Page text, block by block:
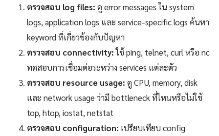
ตรวจสอบ log files: ดู error messages ใน system
logs, application logs และ service-specific logs ค้นหา
keyword ที่เกี่ยวข้องกับปัญหา
ตรวจสอบ connectivity:ใช้ ping, telnet, curl หรือ nc
ทดสอบการเชื่อมต่อระหว่าง services แต่ละตัว
ตรวจสอบ resource usage: ดู CPU, memory, disk
และ network usage ว่ามี bottleneck ที่ไหนหรือไม่ใช้
top, htop, iostat, netstat
ตรวจสอบ configuration: เปรียบเทียบ config